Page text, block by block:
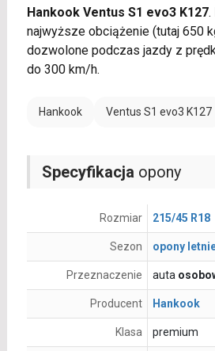
Hankook Ventus S1 evo3 K127.
najwyższe obciążenie (tutaj 650
dozwolone podczas jazdy z
do 300 km/h.
Hankook Ventus S1 evo3 K127
Specyfikacja opony
Rozmiar 215/45 R18
Sezon opony
Przeznaczenie auta
Producent Hankook
Klasa premium